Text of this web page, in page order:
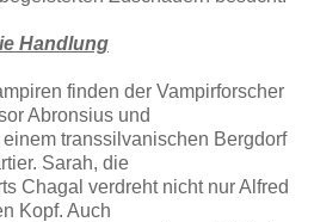
Handlung
finden der Vampirforscher
Abronsius und
transsilvanischen Bergdorf
Sarah, die
Chagal verdreht nicht nur Alfred
Kopf. Auch